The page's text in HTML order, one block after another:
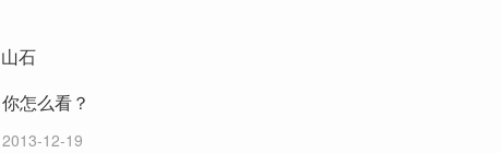
山石
你怎么看？
2013-12-19